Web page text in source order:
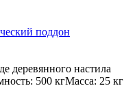
деревянного настила
500 кгМасса: 25 кг